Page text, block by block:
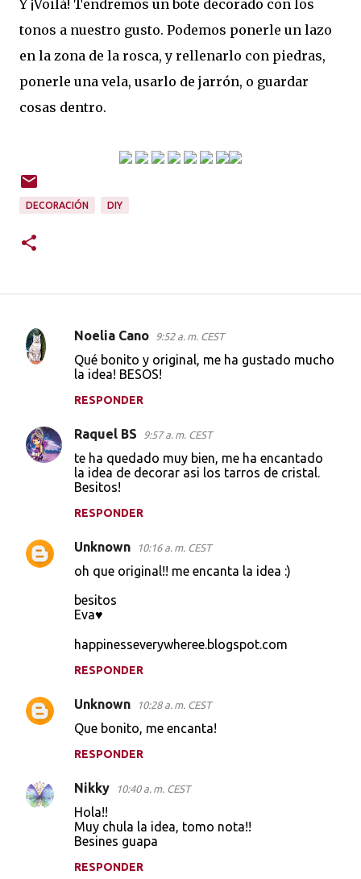
Y ¡Voilá! Tendremos un bote decorado con los
tonos a nuestro gusto. Podemos ponerle un lazo
en la zona de la rosca, y rellenarlo con piedras,
ponerle una vela, usarlo de jarrón, o guardar
cosas dentro.
DECORACIÓN DIY
C
o
n
t
o
s
Noelia Cano 9:52 a. m. CEST
Qué bonito y original, me ha gustado mucho
la idea! BESOS!
RESPONDER
Raquel BS 9:57 a. m. CEST
te ha quedado muy bien, me ha encantado
la idea de decorar asi los tarros de cristal.
Besitos!
RESPONDER
Unknown 10:16 a. m. CEST
oh que original!! me encanta la idea :)
besitos
Eva♥
happinesseverywheree.blogspot.com
RESPONDER
Unknown 10:28 a. m. CEST
Que bonito, me encanta!
RESPONDER
Nikky 10:40 a. m. CEST
Hola!!
Muy chula la idea, tomo nota!!
Besines guapa
RESPONDER